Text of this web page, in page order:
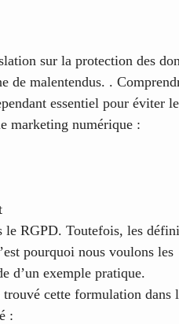
sur la protection des
de malentendus. .
essentiel pour éviter
marketing numérique :
le RGPD. Toutefois, les
pourquoi nous voulons les
d’un exemple pratique.
cette formulation dans
: